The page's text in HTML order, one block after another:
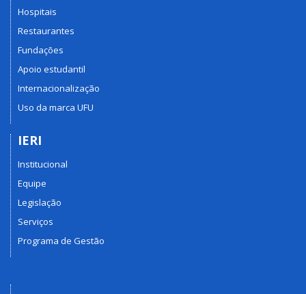
Hospitais
Restaurantes
Fundações
Apoio estudantil
Internacionalização
Uso da marca UFU
IERI
Institucional
Equipe
Legislação
Serviços
Programa de Gestão